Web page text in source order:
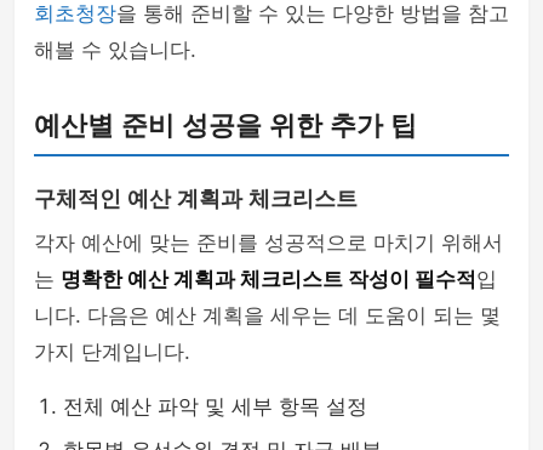
회초청장을 통해 준비할 수 있는 다양한 방법을 참고
해볼 수 있습니다.
예산별 준비 성공을 위한 추가 팁
구체적인 예산 계획과 체크리스트
각자 예산에 맞는 준비를 성공적으로 마치기 위해서
는 명확한 예산 계획과 체크리스트 작성이 필수적입
니다. 다음은 예산 계획을 세우는 데 도움이 되는 몇
가지 단계입니다.
전체 예산 파악 및 세부 항목 설정